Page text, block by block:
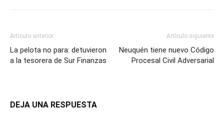
Artículo anterior
La pelota no para: detuvieron
a la tesorera de Sur Finanzas
Artículo siguiente
Neuquén tiene nuevo Código
Procesal Civil Adversarial
DEJA UNA RESPUESTA